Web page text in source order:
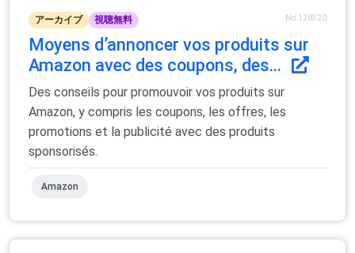
アーカイブ 視聴無料 No.120320
Moyens d’annoncer vos produits sur
Amazon avec des coupons, des...
Des conseils pour promouvoir vos produits sur
Amazon, y compris les coupons, les offres, les
promotions et la publicité avec des produits
sponsorisés.
Amazon